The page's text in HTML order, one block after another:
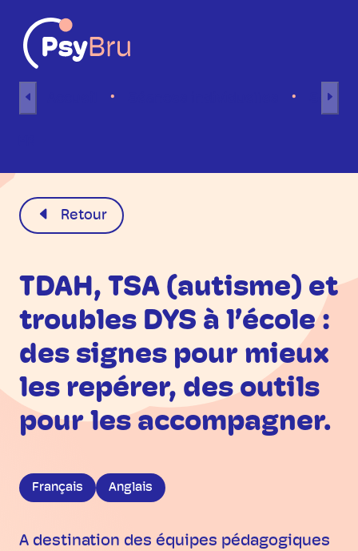
Retour
TDAH, TSA (autisme) et
troubles DYS à l’école :
des signes pour mieux
les repérer, des outils
pour les accompagner.
Français Anglais
A destination des équipes pédagogiques